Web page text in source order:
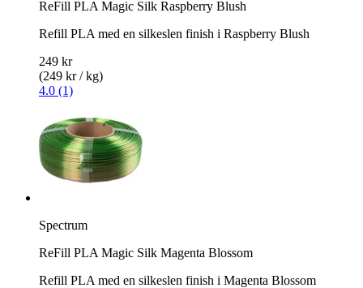
ReFill PLA Magic Silk Raspberry Blush
Refill PLA med en silkeslen finish i Raspberry Blush
249 kr
(249 kr / kg)
4.0 (1)
Spectrum
ReFill PLA Magic Silk Magenta Blossom
Refill PLA med en silkeslen finish i Magenta Blossom